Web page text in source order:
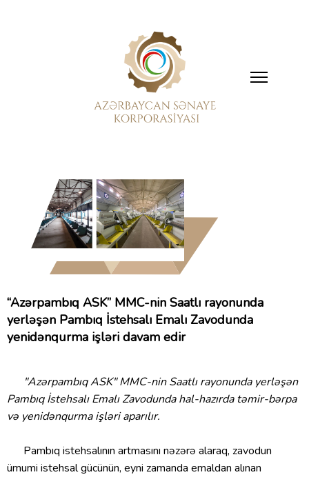
“Azərpambıq ASK” MMC-nin Saatlı rayonunda
yerləşən Pambıq İstehsalı Emalı Zavodunda
yenidənqurma işləri davam edir
"Azərpambıq ASK" MMC-nin Saatlı rayonunda yerləşən
Pambıq İstehsalı Emalı Zavodunda hal-hazırda təmir-bərpa
və yenidənqurma işləri aparılır.
Pambıq istehsalının artmasını nəzərə alaraq, zavodun
ümumi istehsal gücünün, eyni zamanda emaldan alınan